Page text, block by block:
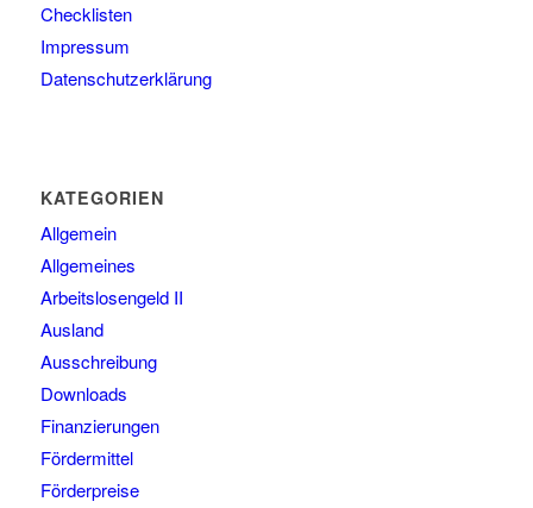
Checklisten
Impressum
Datenschutzerklärung
KATEGORIEN
Allgemein
Allgemeines
Arbeitslosengeld II
Ausland
Ausschreibung
Downloads
Finanzierungen
Fördermittel
Förderpreise